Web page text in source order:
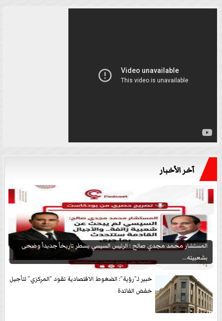
آخر الأخبار
المستشار محمد مجدي صالح : الرئيس السيسي يسطر تاريخاً جديداً وضحى
بشعبيته...
خبير لـ”رؤية”: الضغوط الاقتصادية تقود ”المركزي” لتأجيل
خفض الفائدة